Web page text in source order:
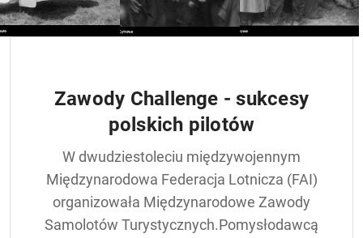
Zawody Challenge - sukcesy
polskich pilotów
W dwudziestoleciu międzywojennym
Międzynarodowa Federacja Lotnicza (FAI)
organizowała Międzynarodowe Zawody
Samolotów Turystycznych.Pomysłodawcą